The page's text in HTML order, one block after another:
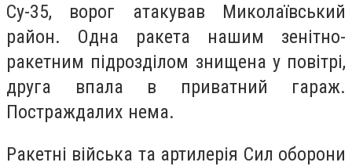
Су-35, ворог атакував Миколаївський
район. Одна ракета нашим зенітно-
ракетним підрозділом знищена у повітрі,
друга впала в приватний гараж.
Постраждалих нема.
Ракетні війська та артилерія Сил оборони